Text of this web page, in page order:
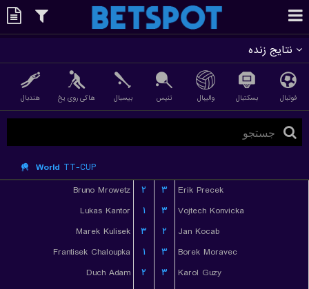
نتایج زنده
فوتبال بسکتبال والیبال تنیس بیسبال هاکی روی یخ هندبال
World TT-CUP
Bruno Mrowetz
۲ ۳
Erik Precek
Lukas Kantor
۱ ۳
Vojtech Konvicka
Marek Kulisek
۳ ۲
Jan Kocab
Frantisek Chaloupka
۱ ۳
Borek Moravec
Duch Adam
۲ ۳
Karol Guzy